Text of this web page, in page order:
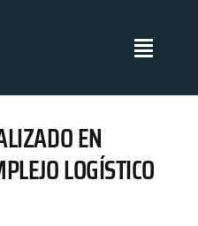
Toggle
EN
LOGÍSTICO